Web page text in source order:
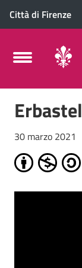
Città di Firenze
30 marzo 2021